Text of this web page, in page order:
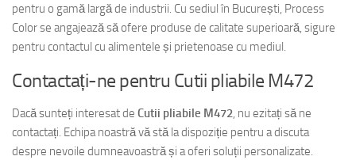
pentru o gamă largă de industrii. Cu sediul în București, Process
Color se angajează să ofere produse de calitate superioară, sigure
pentru contactul cu alimentele și prietenoase cu mediul.
Contactați-ne pentru Cutii pliabile M472
Dacă sunteți interesat de Cutii pliabile M472, nu ezitați să ne
contactați. Echipa noastră vă stă la dispoziție pentru a discuta
despre nevoile dumneavoastră și a oferi soluții personalizate.